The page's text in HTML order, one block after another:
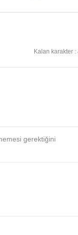
Kalan karakter :
gerektiğini